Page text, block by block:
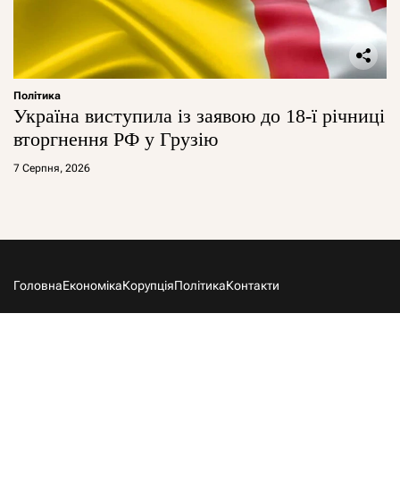
Політика
Україна виступила із заявою до 18-ї річниці
вторгнення РФ у Грузію
7 Серпня, 2026
ГоловнаЕкономікаКорупціяПолітикаКонтакти